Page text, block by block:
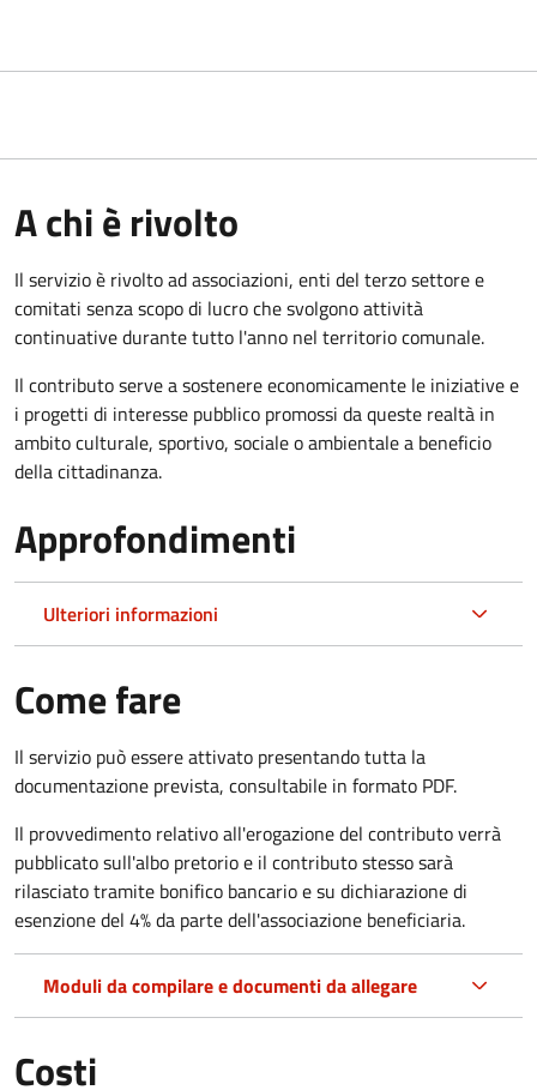
A chi è rivolto
Il servizio è rivolto ad associazioni, enti del terzo settore e
comitati senza scopo di lucro che svolgono attività
continuative durante tutto l'anno nel territorio comunale.
Il contributo serve a sostenere economicamente le iniziative e
i progetti di interesse pubblico promossi da queste realtà in
ambito culturale, sportivo, sociale o ambientale a beneficio
della cittadinanza.
Approfondimenti
Ulteriori informazioni
Come fare
Il servizio può essere attivato presentando tutta la
documentazione prevista, consultabile in formato PDF.
Il provvedimento relativo all'erogazione del contributo verrà
pubblicato sull'albo pretorio e il contributo stesso sarà
rilasciato tramite bonifico bancario e su dichiarazione di
esenzione del 4% da parte dell'associazione beneficiaria.
Moduli da compilare e documenti da allegare
Costi